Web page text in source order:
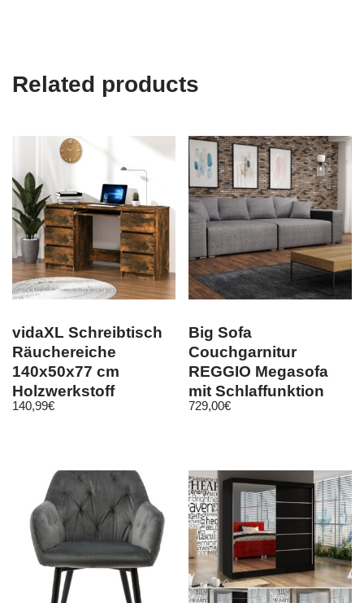
Related products
vidaXL Schreibtisch
Räuchereiche
140x50x77 cm
Holzwerkstoff
140,99€
Big Sofa
Couchgarnitur
REGGIO Megasofa
mit Schlaffunktion
Schwarz-Grau
729,00€